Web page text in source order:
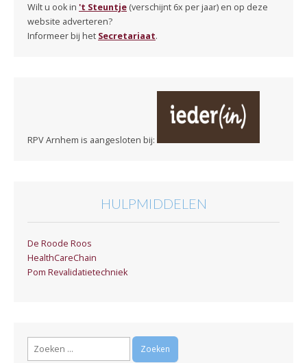
Wilt u ook in 't Steuntje (verschijnt 6x per jaar) en op deze
website adverteren?
Informeer bij het Secretariaat.
RPV Arnhem is aangesloten bij:
HULPMIDDELEN
De Roode Roos
HealthCareChain
Pom Revalidatietechniek
Zoeken